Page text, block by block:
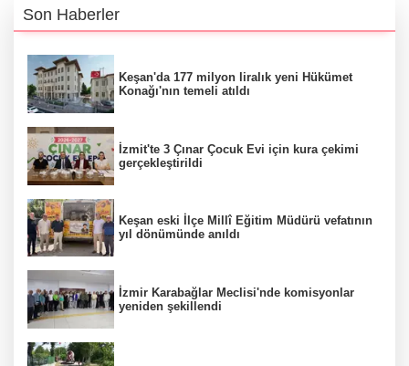
Son Haberler
Keşan'da 177 milyon liralık yeni Hükümet
Konağı'nın temeli atıldı
İzmit'te 3 Çınar Çocuk Evi için kura çekimi
gerçekleştirildi
Keşan eski İlçe Millî Eğitim Müdürü vefatının
yıl dönümünde anıldı
İzmir Karabağlar Meclisi'nde komisyonlar
yeniden şekillendi